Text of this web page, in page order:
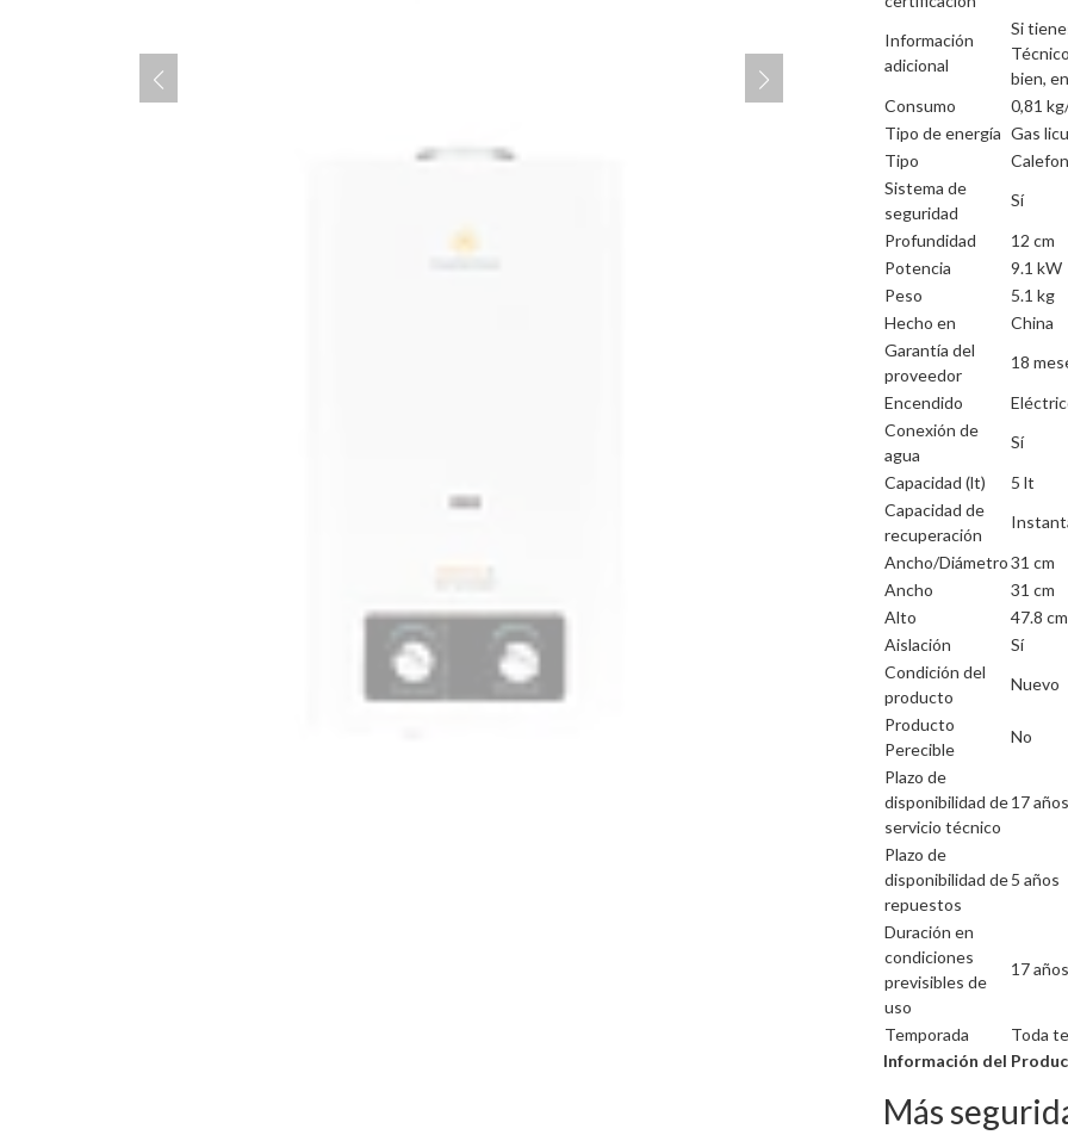
Información
adicional
Si
bien,
Consumo
0,81
Tipo de energía Gas
Tipo
Sistema de
seguridad
Sí
Profundidad
12 cm
Potencia
9.1 kW
Peso
5.1 kg
Hecho en
China
Garantía del
proveedor
18
Encendido
Conexión de
agua
Sí
Capacidad (lt)
5 lt
Capacidad de
recuperación
Ancho/Diámetro31 cm
Ancho
31 cm
Alto
47.8 cm
Aislación
Sí
Condición del
producto
Nuevo
Producto
Perecible
No
Plazo de
disponibilidad de
servicio técnico
17 años
Plazo de
disponibilidad de
repuestos
5 años
Duración en
condiciones
previsibles de
uso
17 años
Temporada
Toda
Información del
Más